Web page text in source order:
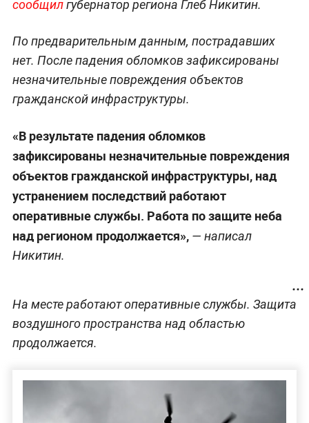
сообщилгубернатор региона Глеб Никитин.
По предварительным данным, пострадавших
нет. После падения обломков зафиксированы
незначительные повреждения объектов
гражданской инфраструктуры.
«В результате падения обломков
зафиксированы незначительные повреждения
объектов гражданской инфраструктуры, над
устранением последствий работают
оперативные службы. Работа по защите неба
над регионом продолжается», — написал
Никитин.
На месте работают оперативные службы. Защита
воздушного пространства над областью
продолжается.